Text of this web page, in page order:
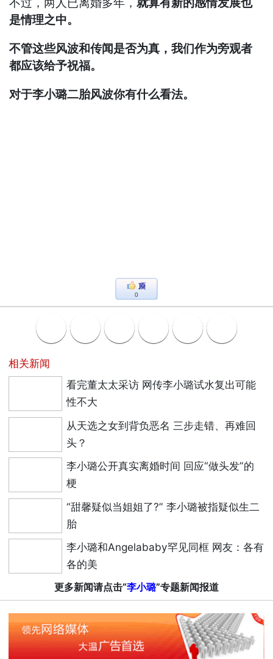
是情理之中。
不管这些风波和传闻是否为真，我们作为旁观者
都应该给予祝福。
对于李小璐二胎风波你有什么看法。
0
相关新闻
看完董太太采访 网传李小璐试水复出可能
性不大
从天选之女到背负恶名 三步走错、再难回
头？
李小璐公开真实离婚时间 回应“做头发”的
梗
“甜馨疑似当姐姐了?” 李小璐被指疑似生二
胎
李小璐和Angelababy罕见同框 网友：各有
各的美
更多新闻请点击“李小璐”专题新闻报道